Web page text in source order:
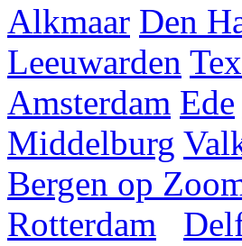
Alkmaar Den
Leeuwarden
Amsterdam Ede
Middelburg
Bergen op
Rotterdam